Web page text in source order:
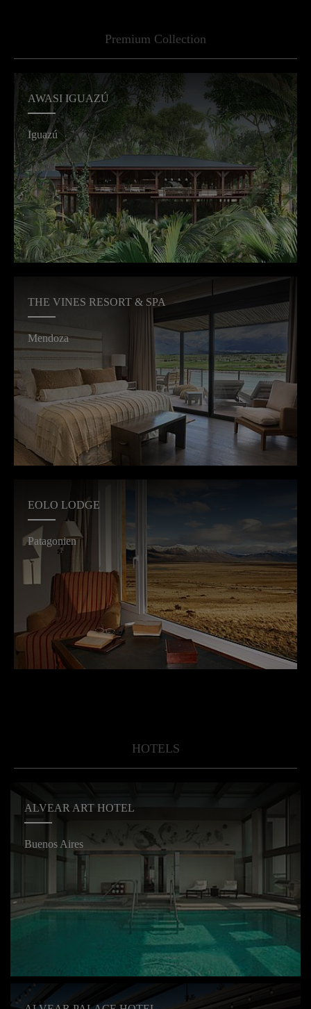
Premium Collection
AWASI IGUAZÚ
Iguazú
THE VINES RESORT & SPA
Mendoza
EOLO LODGE
Patagonien
HOTELS
ALVEAR ART HOTEL
Buenos Aires